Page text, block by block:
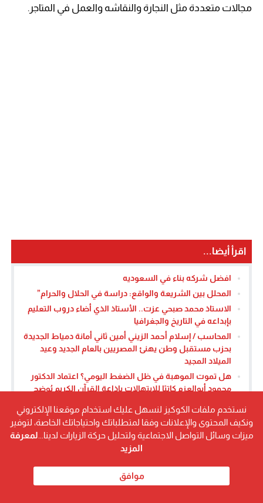
مجالات متعددة مثل النجارة والنقاشه والعمل في المتاجر.
اقرأ أيضا...
افضل شركه بناء في السعوديه
المحلل بين الشريعة والواقع: دراسة في الحلال والحرام”
الاستاذ محمد صبحي عزت.. الأستاذ الذي أضاء دروب التعليم
بإبداعه في التاريخ والجغرافيا
المحاسب / إسلام أحمد الزيني أمين ثاني أمانة دمياط الجديدة
بحزب مستقبل وطن يهنئ المصريين بالعام الجديد وعيد
الميلاد المجيد
هل تموت الموهبة في ظل الضغط اليومي؟ اعتماد الدكتور
محمود أبوالعزم كاتبًا للابتهالات بإذاعة القرآن الكريم يُوضح
نستخدم ملفات الكوكيز لنسهل عليك استخدام موقعنا الإلكتروني
ونكيف المحتوى والإعلانات وفقا لمتطلباتك واحتياجاتك الخاصة، لتوفير
ميزات وسائل التواصل الاجتماعية ولتحليل حركة الزيارات لدينا... لمعرفة
المزيد
موافق